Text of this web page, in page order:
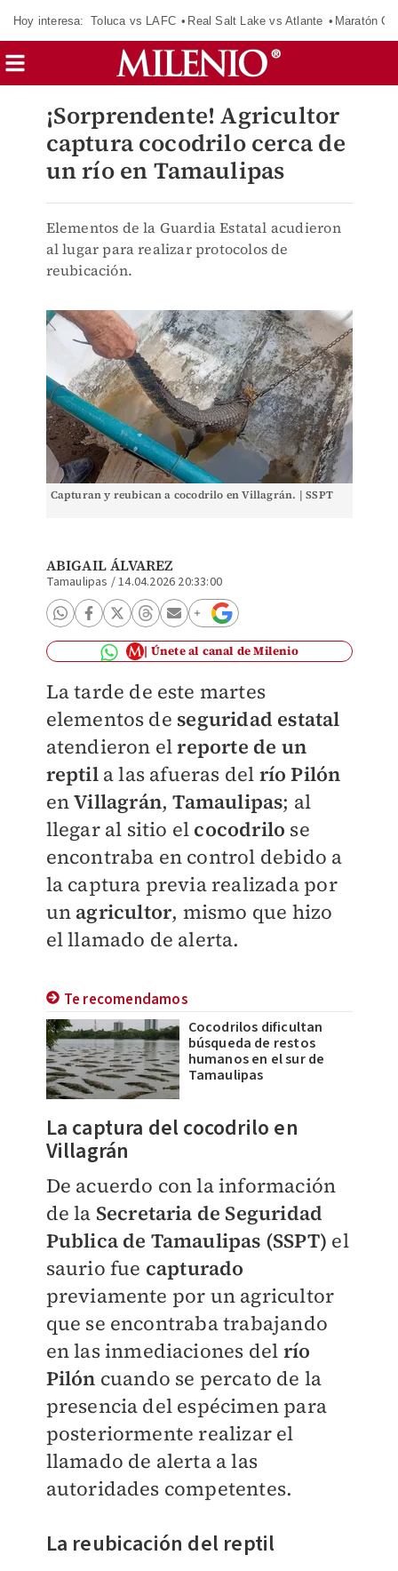
Hoy interesa: Toluca vs LAFC Real Salt Lake vs Atlante Maratón
¡Sorprendente! Agricultor
captura cocodrilo cerca de
un río en Tamaulipas
Elementos de la Guardia Estatal acudieron
al lugar para realizar protocolos de
reubicación.
Capturan y reubican a cocodrilo en Villagrán. | SSPT
ABIGAIL ÁLVAREZ
Tamaulipas /14.04.2026 20:33:00
Únete al canal de Milenio
La tarde de este martes
elementos de seguridad estatal
atendieron elreporte de un
reptil a las afueras del río Pilón
enVillagrán,Tamaulipas; al
llegar al sitio el cocodrilo se
encontraba en control debido a
la captura previa realizada por
un agricultor, mismo que hizo
el llamado de alerta.
Te recomendamos
Cocodrilos dificultan
búsqueda de restos
humanos en el sur de
Tamaulipas
La captura del cocodrilo en
Villagrán
De acuerdo con la información
de la Secretaria de Seguridad
Publica de Tamaulipas (SSPT) el
saurio fue capturado
previamente por un agricultor
que se encontraba trabajando
en las inmediaciones del río
Pilón cuando se percato de la
presencia del espécimen para
posteriormente realizar el
llamado de alerta a las
autoridades competentes.
La reubicación del reptil